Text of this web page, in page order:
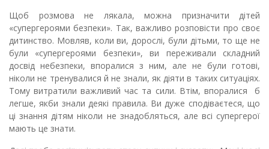
Щоб розмова не лякала, можна призначити дітей
«супергероями безпеки». Так, важливо розповісти про своє
дитинство. Мовляв, коли ви, дорослі, були дітьми, то ще не
були «супергероями безпеки», ви переживали складний
досвід небезпеки, впоралися з ним, але не були готові,
ніколи не тренувалися й не знали, як діяти в таких ситуаціях.
Тому витратили важливий час та сили. Втім, впоралися б
легше, якби знали деякі правила. Ви дуже сподіваєтеся, що
ці знання дітям ніколи не знадобляться, але всі супергерої
мають це знати.